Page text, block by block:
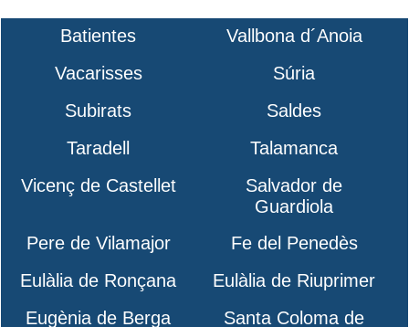
Batientes
Vallbona d´Anoia
Vacarisses
Súria
Subirats
Saldes
Taradell
Talamanca
Vicenç de Castellet
Salvador de
Guardiola
Pere de Vilamajor
Fe del Penedès
Eulàlia de Ronçana
Eulàlia de Riuprimer
Eugènia de Berga
Santa Coloma de